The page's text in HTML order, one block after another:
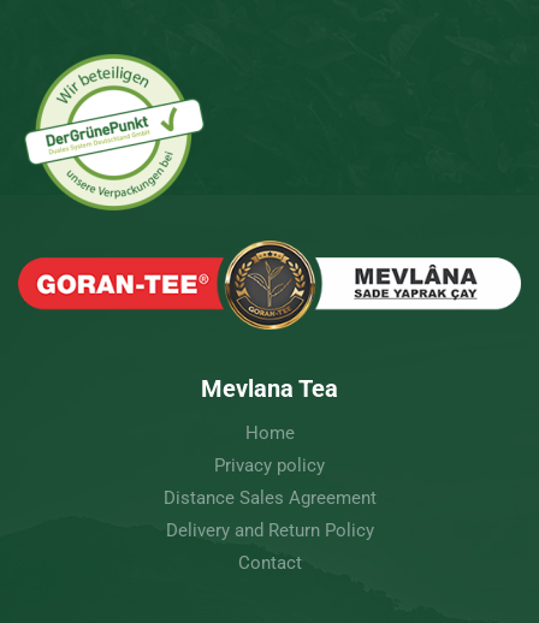
Mevlana Tea
Home
Privacy policy
Distance Sales Agreement
Delivery and Return Policy
Contact